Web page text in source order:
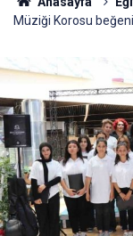
Müziği Korosu